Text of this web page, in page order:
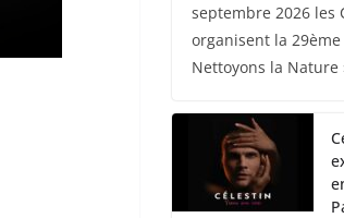
septembre 2026 les
organisent la
Nettoyons la Nature